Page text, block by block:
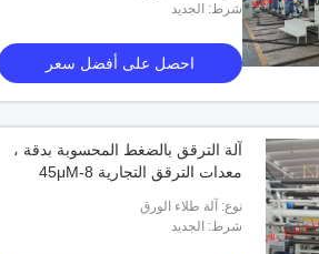
شرط: الجديد
احصل على أفضل سعر
آلة الترقق بالضغط المحسوبة بدقة ،
معدات الترقق التجارية 8-45μM
نوع: آلة طلاء الورق
شرط: الجديد